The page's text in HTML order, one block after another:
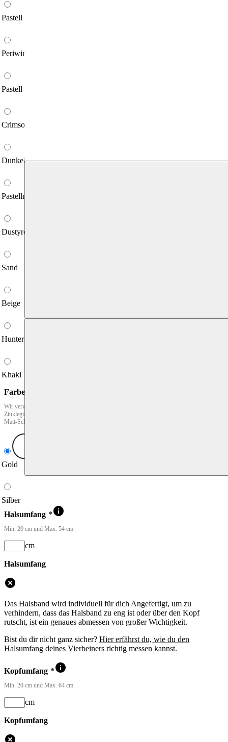
Pastell Blau
Periwinkle
Pastell Gelb
Crimson Rot
Dunkelbraun
Pastellrosa
Dustyrosa
Sand
Beige
Hunter Grün
Khaki
Farbe des Metalls
Wir verwenden goldene Beschläge aus Messing, silberne Beschläge aus Edelstahl und
Zinklegierung, sowie schwarze Beschläge aus einer Zinklegierung wessen Oberfläche
Matt-Schwarz veredelt ist (die schwarze Veredelung kann sich mit der Zeit ablösen).
Gold
Silber
Halsumfang *
Min. 20 cm und Max. 54 cm
cm
Halsumfang
Das Halsband wird individuell für dich Angefertigt, um zu
verhindern, dass das Halsband zu eng ist oder über den Kopf
rutscht, ist ein genaues abmessen von großer Wichtigkeit.
Bist du dir nicht ganz sicher? Hier erfährst du, wie du den
Halsumfang deines Vierbeiners richtig messen kannst.
Kopfumfang *
Min. 20 cm und Max. 64 cm
cm
Kopfumfang